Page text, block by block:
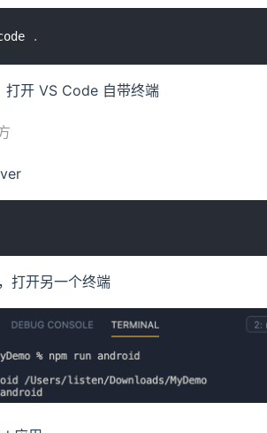
.
开 VS Code 自带终端
打开另一个终端